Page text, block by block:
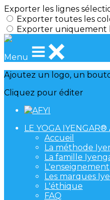
Exporter les lignes
Exporter toutes les
Exporter uniquement
Menu
Ajoutez un logo, un
Cliquez pour éditer
LE YOGA IYENGAR®
Accueil
La méthode
La famille
L'enseignement
Les marques
L'éthique
FAQ